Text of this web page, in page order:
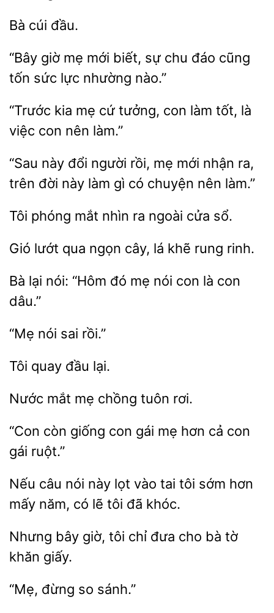
giờ mẹ mới biết,
chu đáo cũng
tốn sức
nhường nào.”
kia mẹ cứ tưởng,
làm tốt, là
việc con nên
“Sau này đổi
rồi, mẹ mới nhận
trên
này làm gì có chuyện nên làm.”
Tôi phóng nhìn cửa sổ.
Gió qua ngọn lá khẽ rinh.
Bà lại nói: “Hôm đó mẹ nói là
nói
lại.
mẹ chồng tuôn
“Con còn con
hơn cả con
gái ruột.”
Nếu câu nói này lọt vào tôi
hơn
mấy năm, có lẽ tôi
khóc.
Nhưng bây tôi đưa cho
tờ
khăn giấy.
so